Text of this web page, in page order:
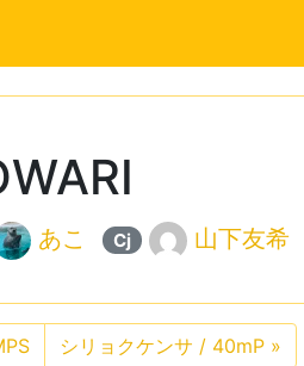
あこ Cj 山下友希
シリョクケンサ / 40mP »